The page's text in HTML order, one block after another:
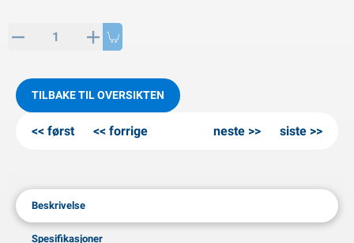
TILBAKE TIL OVERSIKTEN
først forrige neste siste
Beskrivelse
Spesifikasjoner